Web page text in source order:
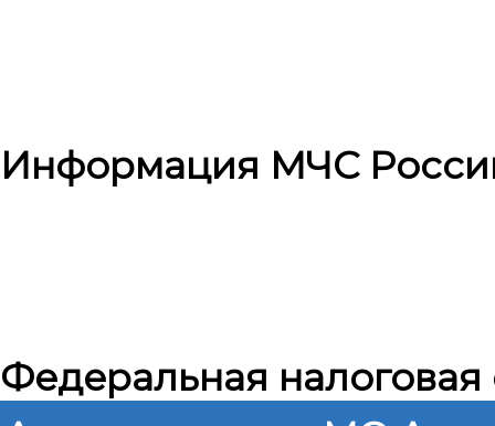
Информация МЧС
Федеральная налоговая